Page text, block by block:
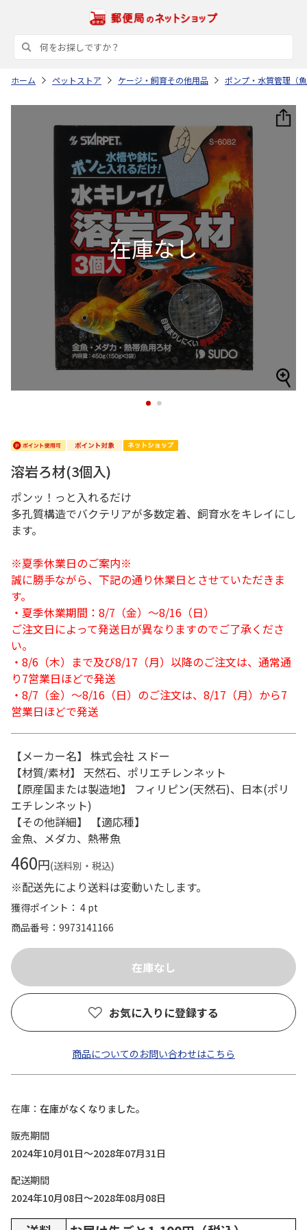
ホーム ペットストア ケージ・飼育その他用品 ポンプ・水質管理（
1 2
溶岩ろ材(3個入)
ポンッ！っと入れるだけ
多孔質構造でバクテリアが多数定着、飼育水をキレイにし
ます。
※夏季休業日のご案内※
誠に勝手ながら、下記の通り休業日とさせていただきま
す。
・夏季休業期間：8/7（金）～8/16（日）
ご注文日によって発送日が異なりますのでご了承くださ
い。
・8/6（木）まで及び8/17（月）以降のご注文は、通常通
り7営業日ほどで発送
・8/7（金）～8/16（日）のご注文は、8/17（月）から7
営業日ほどで発送
【メーカー名】 株式会社 スドー
【材質/素材】 天然石、ポリエチレンネット
【原産国または製造地】 フィリピン(天然石)、日本(ポリ
エチレンネット)
【その他詳細】 【適応種】
金魚、メダカ、熱帯魚
460円(送料別・税込)
※配送先により送料は変動いたします。
獲得ポイント： 4 pt
商品番号
9973141166
お気に入りに登録する
商品についてのお問い合わせはこちら
在庫
在庫がなくなりました。
販売期間
2024年10月01日～2028年07月31日
配送期間
2024年10月08日～2028年08月08日